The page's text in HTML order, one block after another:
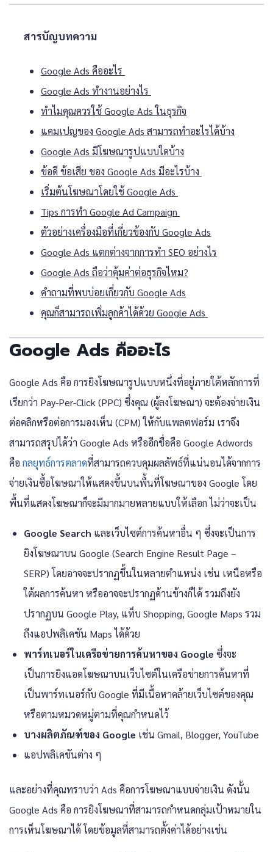
สารบัญบทความ
Google Ads คืออะไร
Google Ads ทำงานอย่างไร
ทำไมคุณควรใช้ Google Ads ในธุรกิจ
แคมเปญของ Google Ads สามารถทำอะไรได้บ้าง
Google Ads มีโฆษณารูปแบบใดบ้าง
ข้อดี ข้อเสีย ของ Google Ads มีอะไรบ้าง
เริ่มต้นโฆษณาโดยใช้ Google Ads
Tips การทำ Google Ad Campaign
ตัวอย่างเครื่องมือที่เกี่ยวข้องกับ Google Ads
Google Ads แตกต่างจากการทำ SEO อย่างไร
Google Ads ถือว่าคุ้มค่าต่อธุรกิจไหม?
คำถามที่พบบ่อยเกี่ยวกับ Google Ads
คุณก็สามารถเพิ่มลูกค้าได้ด้วย Google Ads
Google Ads คืออะไร
Google Ads คือ การยิงโฆษณารูปแบบหนึ่งที่อยู่ภายใต้หลักการที่
เรียกว่า Pay-Per-Click (PPC) ซึ่งคุณ (ผู้ลงโฆษณา) จะต้องจ่ายเงิน
ต่อคลิกหรือต่อการมองเห็น (CPM) ให้กับแพลตฟอร์ม เราจึง
สามารถสรุปได้ว่า Google Ads หรืออีกชื่อคือ Google Adwords
คือ กลยุทธ์การตลาดที่สามารถควบคุมผลลัพธ์ที่แน่นอนได้จากการ
จ่ายเงินซื้อโฆษณาให้แสดงขึ้นบนพื้นที่โฆษณาของ Google โดย
พื้นที่แสดงโฆษณาก็จะมีมากมายหลายแบบให้เลือก ไม่ว่าจะเป็น
Google Search และเว็บไซต์การค้นหาอื่น ๆ ซึ่งจะเป็นการ
ยิงโฆษณาบน Google (Search Engine Result Page –
SERP) โดยอาจจะปรากฏขึ้นในหลายตำแหน่ง เช่น เหนือหรือ
ใต้ผลการค้นหา หรืออาจจะปรากฏด้านข้างก็ได้ รวมถึงยัง
ปรากฏบน Google Play, แท็บ Shopping, Google Maps รวม
ถึงแอปพลิเคชัน Maps ได้ด้วย
พาร์ทเนอร์ในเครือข่ายการค้นหาของ Google ซึ่งจะ
เป็นการยิงแอดโฆษณาบนเว็บไซต์ในเครือข่ายการค้นหาที่
เป็นพาร์ทเนอร์กับ Google ที่มีเนื้อหาคล้ายเว็บไซต์ของคุณ
หรือตามหมวดหมู่ตามที่คุณกำหนดไว้
บางผลิตภัณฑ์ของ Google เช่น Gmail, Blogger, YouTube
แอปพลิเคชันต่าง ๆ
และอย่างที่คุณทราบว่า Ads คือการโฆษณาแบบจ่ายเงิน ดังนั้น
Google Ads คือ การยิงโฆษณาที่สามารถกำหนดกลุ่มเป้าหมายใน
การเห็นโฆษณาได้ โดยข้อมูลที่สามารถตั้งค่าได้อย่างเช่น